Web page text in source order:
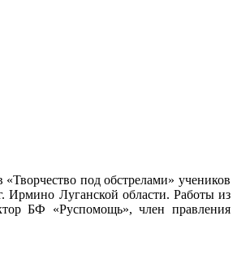
под обстрелами» учеников
Луганской области. Работы из
БФ «Руспомощь», член правления